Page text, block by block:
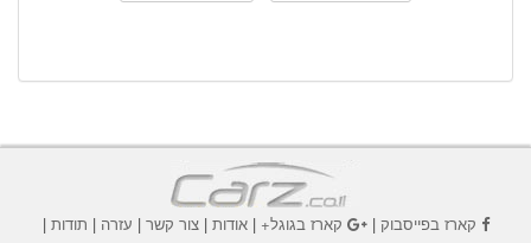
קארז בפייסבוק| קארז בגוגל+|אודות |צור קשר | עזרה | תודות |